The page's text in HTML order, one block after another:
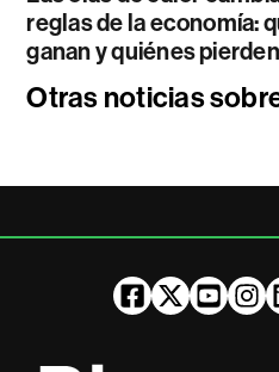
reglas de la economía:
ganan y quiénes pierden
Otras noticias